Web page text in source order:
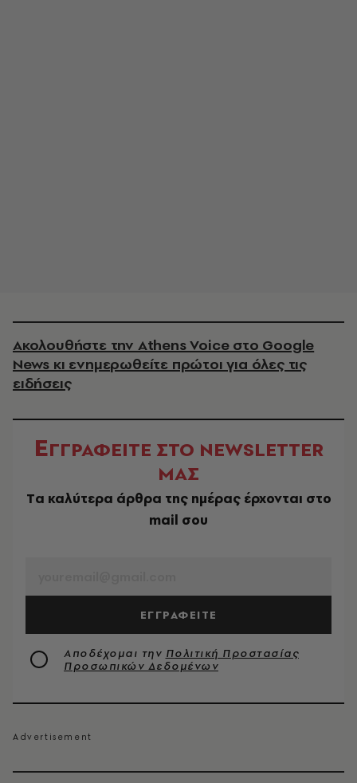
Ακολουθήστε την Athens Voice στο Google
News κι ενημερωθείτε πρώτοι για όλες τις
ειδήσεις
ΕΓΓΡΑΦΕΙΤΕ ΣΤΟ NEWSLETTER
ΜΑΣ
Tα καλύτερα άρθρα της ημέρας έρχονται στο
mail σου
ΕΓΓΡΑΦΕΙΤΕ
Αποδέχομαι την Πολιτική Προστασίας
Προσωπικών Δεδομένων